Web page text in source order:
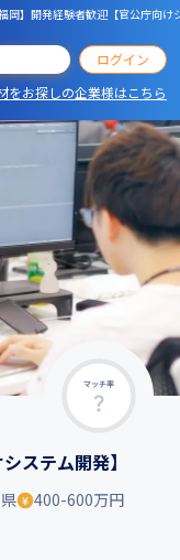
岡】開発経験者歓迎【官公庁向け
ログイン
をお探しの企業様はこちら
マッチ率
ステム開発】
400-600万円